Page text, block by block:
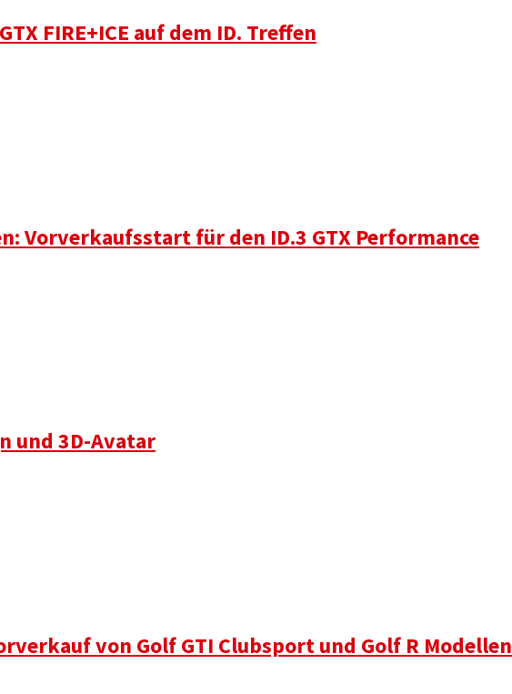
FIRE+ICE auf dem ID. Treffen
Vorverkaufsstart für den ID.3 GTX Performance
und 3D-Avatar
von Golf GTI Clubsport und Golf R Modellen